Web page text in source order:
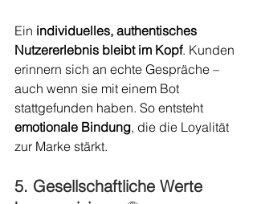
Ein individuelles, authentisches
Nutzererlebnis bleibt im Kopf. Kunden
erinnern sich an echte Gespräche –
auch wenn sie mit einem Bot
stattgefunden haben. So entsteht
emotionale Bindung, die die Loyalität
zur Marke stärkt.
5. Gesellschaftliche Werte